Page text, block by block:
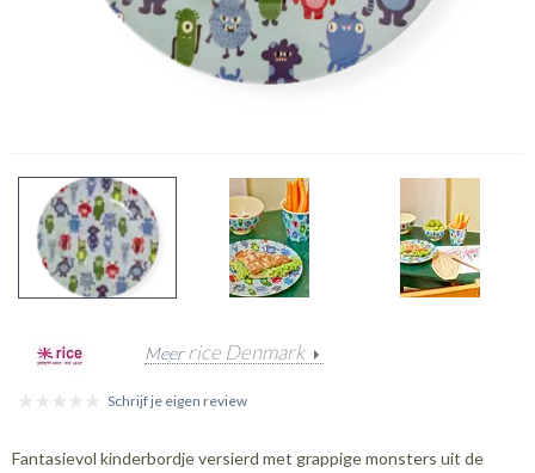
Meerrice Denmark
Schrijf je eigen review
Fantasievol kinderbordje versierd met grappige monsters uit de